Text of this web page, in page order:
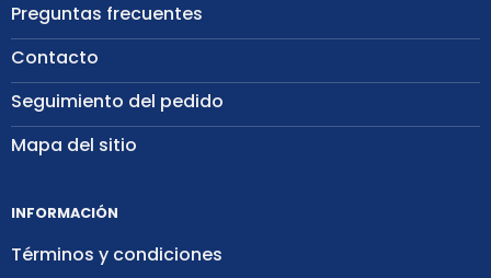
Preguntas frecuentes
Contacto
Seguimiento del pedido
Mapa del sitio
INFORMACIÓN
Términos y condiciones